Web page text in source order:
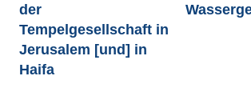
der
Tempelgesellschaft in
Jerusalem [und] in
Haifa